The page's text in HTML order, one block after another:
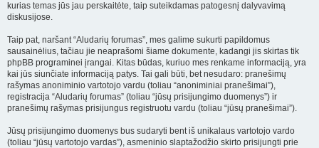
kurias temas jūs jau perskaitėte, taip suteikdamas patogesnį dalyvavimą
diskusijose.
Taip pat, naršant “Aludarių forumas”, mes galime sukurti papildomus
sausainėlius, tačiau jie neaprašomi šiame dokumente, kadangi jis skirtas tik
phpBB programinei įrangai. Kitas būdas, kuriuo mes renkame informaciją, yra
kai jūs siunčiate informaciją patys. Tai gali būti, bet nesudaro: pranešimų
rašymas anoniminio vartotojo vardu (toliau “anoniminiai pranešimai”),
registracija “Aludarių forumas” (toliau “jūsų prisijungimo duomenys”) ir
pranešimų rašymas prisijungus registruotu vardu (toliau “jūsų pranešimai”).
Jūsų prisijungimo duomenys bus sudaryti bent iš unikalaus vartotojo vardo
(toliau “jūsų vartotojo vardas”), asmeninio slaptažodžio skirto prisijungti prie